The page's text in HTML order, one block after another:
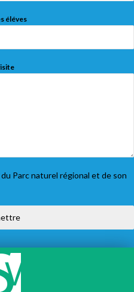
éléves
Parc naturel régional et de son